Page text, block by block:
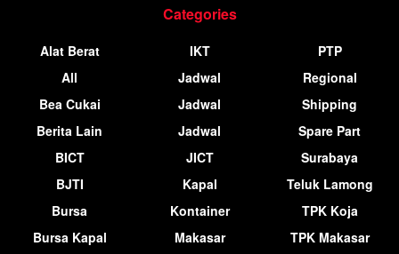
Categories
Alat Berat
All
Bea Cukai
Berita Lain
BICT
BJTI
Bursa
Bursa Kapal
IKT
Jadwal
Jadwal
Jadwal
JICT
Kapal
Kontainer
Makasar
PTP
Regional
Shipping
Spare Part
Surabaya
Teluk Lamong
TPK Koja
TPK Makasar